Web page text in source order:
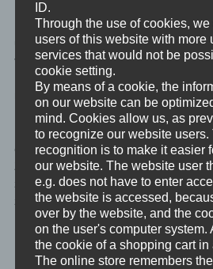
Erlaube sowohl deinem bewussten
unbewussten Verstand frei von allen
vergiss einfach gleich wieder, wenn
Einwand erhebt, dass er nicht versteht,
nicht um Wissen für deinen bewussten
Mache das jeden Tag, nach deiner
es über den Tag verteilt, so oft du
Zuge deiner Abendroutine, bevor du
zweites Mal an diesem Tag. Mache
zumindest fünf aufeinander folgenden
Meditation:
ID.
Through the use of cookies,
users of this website with more
services that would not be
cookie setting.
By means of a cookie, the
on our website can be
mind. Cookies allow us, as
to recognize our website
recognition is to make it easier
our website. The website user
e.g. does not have to enter
the website is accessed,
over by the website, and the
on the user's computer system.
the cookie of a shopping cart
The online store remembers